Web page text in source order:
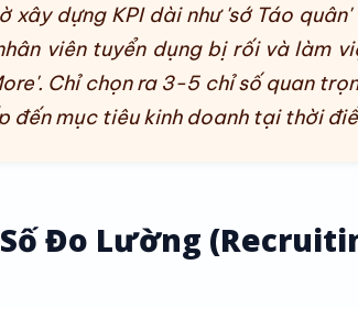
xây dựng KPI dài như 'sớ Táo
viên tuyển dụng bị rối và làm
Chỉ chọn ra 3-5 chỉ số quan
đến mục tiêu kinh doanh tại thời
Số Đo Lường